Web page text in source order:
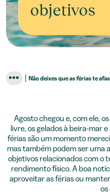
objetivos
Não deixes que as férias te
Agosto chegou e, com ele,
livre, os gelados à beira-mar
férias são um momento
mas também podem ser uma
objetivos relacionados com o
rendimento físico. A boa
aproveitar as férias ou
os